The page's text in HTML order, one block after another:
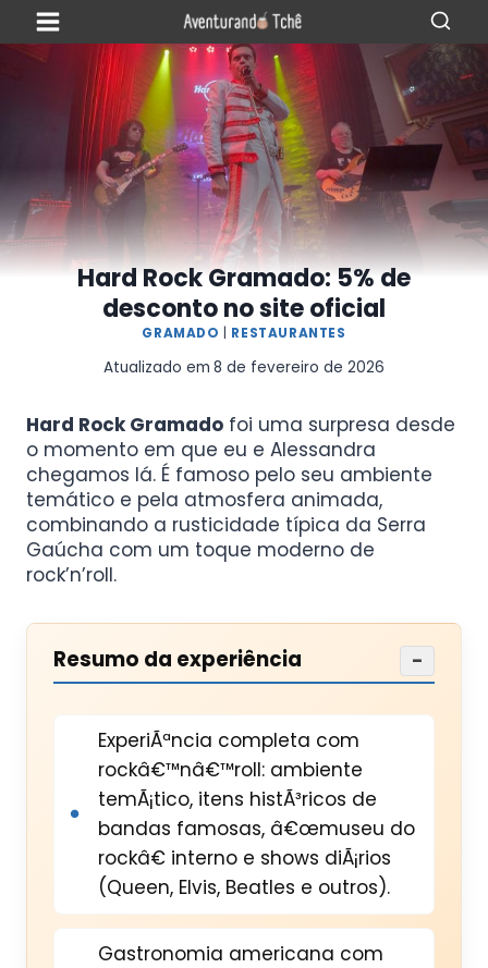
Hard Rock Gramado: 5% de
desconto no site oficial
GRAMADO RESTAURANTES
Atualizado em 8 de fevereiro de 2026
Hard Rock Gramado foi uma surpresa desde
o momento em que eu e Alessandra
chegamos lá. É famoso pelo seu ambiente
temático e pela atmosfera animada,
combinando a rusticidade típica da Serra
Gaúcha com um toque moderno de
rock’n’roll.
Resumo da experiência −
ExperiÃªncia completa com
rockâ€™nâ€™roll: ambiente
temÃ¡tico, itens histÃ³ricos de
bandas famosas, â€œmuseu do
rockâ€ interno e shows diÃ¡rios
(Queen, Elvis, Beatles e outros).
Gastronomia americana com